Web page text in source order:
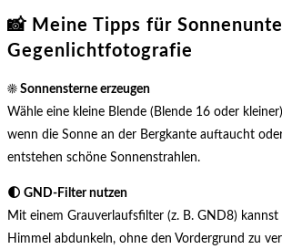
📸 Meine Tipps für
Gegenlichtfotografie
☀️ Sonnensterne erzeugen
Wähle eine kleine Blende (Blende 16 oder
wenn die Sonne an der Bergkante auftaucht
entstehen schöne Sonnenstrahlen.
🌓 GND-Filter nutzen
Mit einem Grauverlaufsfilter (z. B. GND8) kannst
Himmel abdunkeln, ohne den Vordergrund zu